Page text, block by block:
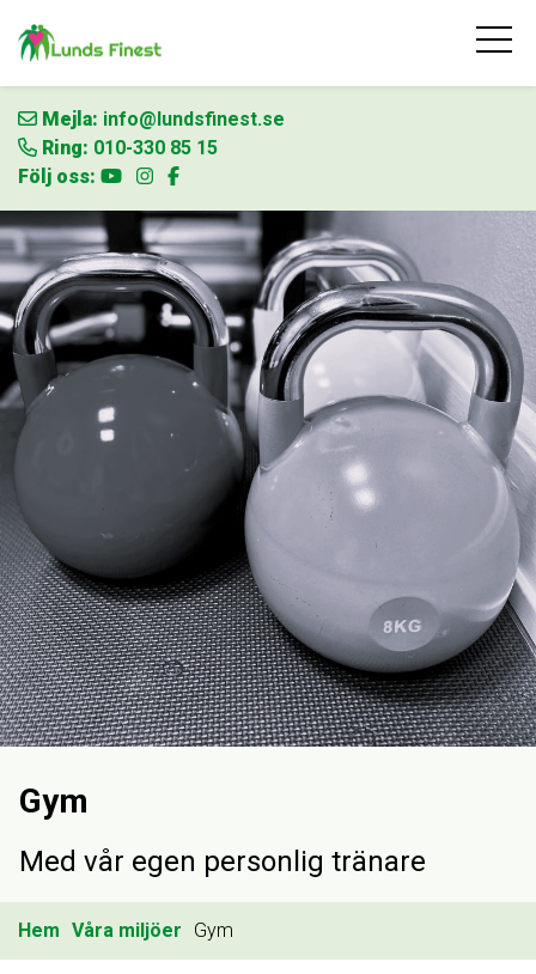
Mejla: info@lundsfinest.se
Ring: 010-330 85 15
Följ oss:
Gym
Med vår egen personlig tränare
Hem Våra miljöer Gym